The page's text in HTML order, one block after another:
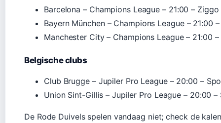
Barcelona – Champions League – 21:00 –
Bayern München – Champions League – 21:00
Manchester City – Champions League – 21:00
Belgische clubs
Club Brugge – Jupiler Pro League – 20:00 –
Union Sint-Gillis – Jupiler Pro League – 20:00 –
De Rode Duivels spelen vandaag niet; check de